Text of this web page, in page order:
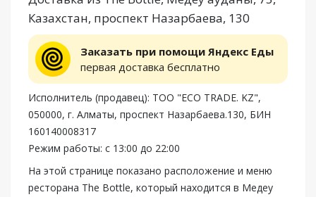
Казахстан, проспект Назарбаева, 130
Заказать при помощи Яндекс Еды
первая доставка бесплатно
Исполнитель (продавец): ТОО "ECO TRADE. KZ",
050000, г. Алматы, проспект Назарбаева.130, БИН
160140008317
Режим работы: с 13:00 до 22:00
На этой странице показано расположение и меню
ресторана The Bottle, который находится в Медеу